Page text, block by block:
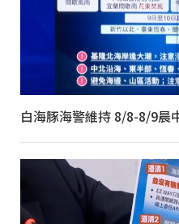
白海豚海警維持 8/8-8/9晨